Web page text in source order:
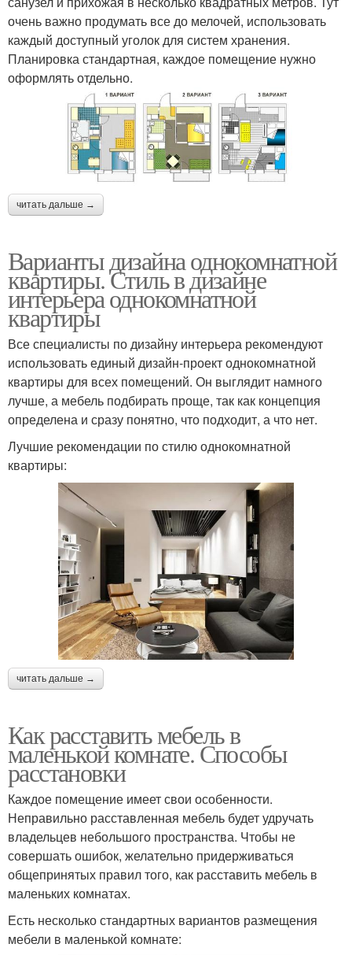
очень важно продумать все до мелочей, использовать
каждый доступный уголок для систем хранения.
Планировка стандартная, каждое помещение нужно
оформлять отдельно.
читать дальше →
Варианты дизайна однокомнатной
квартиры. Стиль в дизайне
интерьера однокомнатной
квартиры
Все специалисты по дизайну интерьера рекомендуют
использовать единый дизайн-проект однокомнатной
квартиры для всех помещений. Он выглядит намного
лучше, а мебель подбирать проще, так как концепция
определена и сразу понятно, что подходит, а что нет.
Лучшие рекомендации по стилю однокомнатной
квартиры:
читать дальше →
Как расставить мебель в
маленькой комнате. Способы
расстановки
Каждое помещение имеет свои особенности.
Неправильно расставленная мебель будет удручать
владельцев небольшого пространства. Чтобы не
совершать ошибок, желательно придерживаться
общепринятых правил того, как расставить мебель в
маленьких комнатах.
Есть несколько стандартных вариантов размещения
мебели в маленькой комнате: